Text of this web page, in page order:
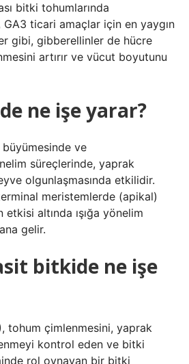
bitki tohumlarında
GA3 ticari amaçlar için en yaygın
gibi, gibberellinler de hücre
artırır ve vücut boyutunu
ne işe yarar?
ve
süreçlerinde, yaprak
olgunlaşmasında etkilidir.
meristemlerde (apikal)
altında ışığa yönelim
gelir.
bitkide ne işe
tohum çimlenmesini, yaprak
kontrol eden ve bitki
rol oynayan bir bitki